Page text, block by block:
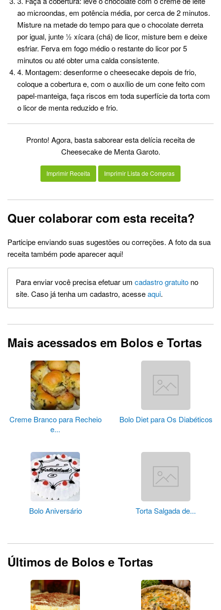
ao microondas, em potência média, por cerca de 2 minutos.
Misture na metade do tempo para que o chocolate derreta
por igual, junte ½ xícara (chá) de licor, misture bem e deixe
esfriar. Ferva em fogo médio o restante do licor por 5
minutos ou até obter uma calda consistente.
4. Montagem: desenforme o cheesecake depois de frio,
coloque a cobertura e, com o auxílio de um cone feito com
papel-manteiga, faça riscos em toda superfície da torta com
o licor de menta reduzido e frio.
Pronto! Agora, basta saborear esta delícia receita de
Cheesecake de Menta Garoto.
Imprimir Receita Imprimir Lista de Compras
Quer colaborar com esta receita?
Participe enviando suas sugestões ou correções. A foto da sua
receita também pode aparecer aqui!
Para enviar você precisa efetuar um cadastro gratuito no
site. Caso já tenha um cadastro, acesseaqui.
Mais acessados em Bolos e Tortas
Creme Branco para Recheio
e...
Bolo Diet para Os Diabéticos
Bolo Aniversário Torta Salgada de...
Últimos de Bolos e Tortas